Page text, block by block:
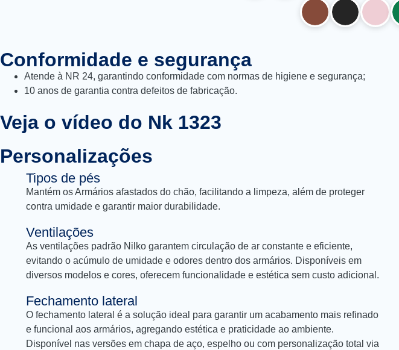
Conformidade e segurança
Atende à NR 24, garantindo conformidade com normas de higiene e segurança;
10 anos de garantia contra defeitos de fabricação.
Veja o vídeo do Nk 1323
Personalizações
Tipos de pés
Mantém os Armários afastados do chão, facilitando a limpeza, além de proteger
contra umidade e garantir maior durabilidade.
Ventilações
As ventilações padrão Nilko garantem circulação de ar constante e eficiente,
evitando o acúmulo de umidade e odores dentro dos armários. Disponíveis em
diversos modelos e cores, oferecem funcionalidade e estética sem custo adicional.
Fechamento lateral
O fechamento lateral é a solução ideal para garantir um acabamento mais refinado
e funcional aos armários, agregando estética e praticidade ao ambiente.
Disponível nas versões em chapa de aço, espelho ou com personalização total via